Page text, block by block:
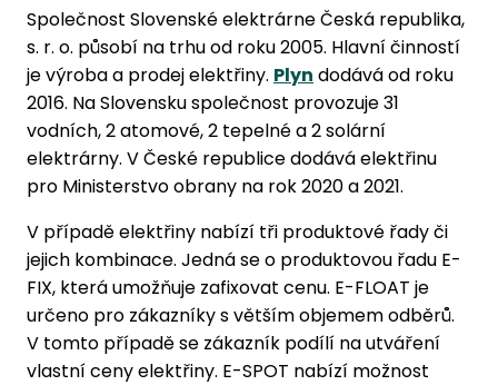
Společnost Slovenské elektrárne Česká republika,
s. r. o. působí na trhu od roku 2005. Hlavní činností
je výroba a prodej elektřiny. Plyn dodává od roku
2016. Na Slovensku společnost provozuje 31
vodních, 2 atomové, 2 tepelné a 2 solární
elektrárny. V České republice dodává elektřinu
pro Ministerstvo obrany na rok 2020 a 2021.
V případě elektřiny nabízí tři produktové řady či
jejich kombinace. Jedná se o produktovou řadu E-
FIX, která umožňuje zafixovat cenu. E-FLOAT je
určeno pro zákazníky s větším objemem odběrů.
V tomto případě se zákazník podílí na utváření
vlastní ceny elektřiny. E-SPOT nabízí možnost